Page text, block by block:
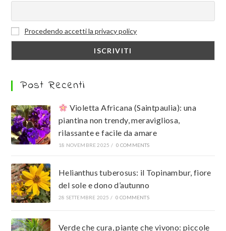
Procedendo accetti la privacy policy
Post Recenti
Violetta Africana (Saintpaulia): una
piantina non trendy, meravigliosa,
rilassante e facile da amare
18 NOVEMBRE 2025 / 0 COMMENTS
Helianthus tuberosus: il Topinambur, fiore
del sole e dono d’autunno
28 SETTEMBRE 2025 / 0 COMMENTS
Verde che cura, piante che vivono: piccole